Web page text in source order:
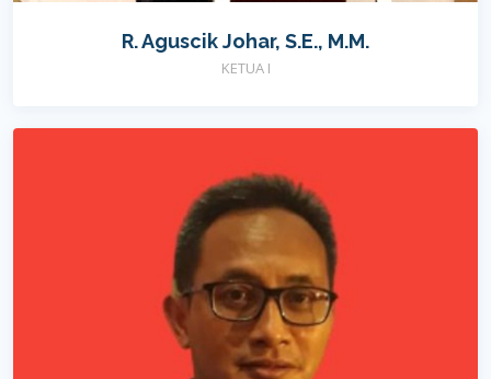
R. Aguscik Johar, S.E., M.M.
KETUA I